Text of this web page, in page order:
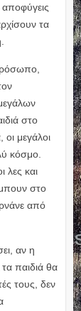
αποφύγεις
τα
στο
οι μεγάλοι
κόσμο.
λες και
στο
από
αν η
παιδιά θα
τους, δεν